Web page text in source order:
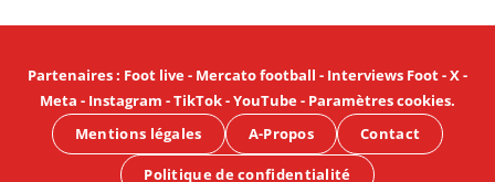
Partenaires: Foot live- Mercato football - Interviews Foot-X-
Meta - Instagram -TikTok-YouTube- Paramètres cookies.
Mentions légales
A-Propos Contact
Politique de confidentialité